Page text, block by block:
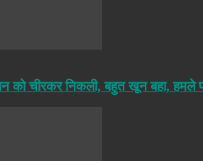
को चीरकर निकली, बहुत खून बहा, हमले